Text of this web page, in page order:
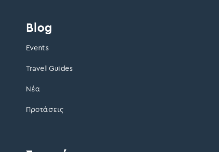
Blog
Events
Travel Guides
Νέα
Προτάσεις